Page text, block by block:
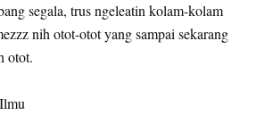
segala, trus ngeleatin kolam-kolam
nih otot-otot yang sampai sekarang
otot.